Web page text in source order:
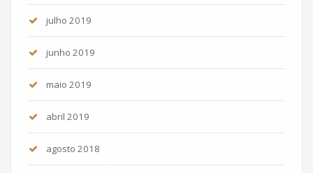
julho 2019
junho 2019
maio 2019
abril 2019
agosto 2018